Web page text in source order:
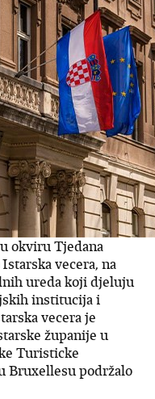
okviru Tjedana
vecera, na
ureda koji djeluju
institucija i
vecera je
županije u
Turisticke
Bruxellesu podržalo